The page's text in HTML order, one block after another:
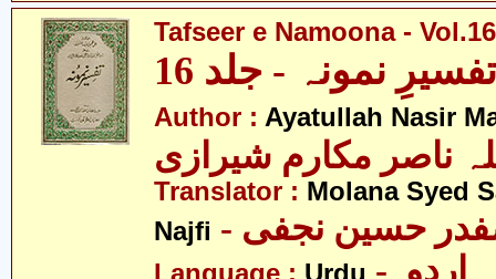
Tafseer e Namoona - Vol.16
تفسیرِ نمونہ - جلد 16
Author : Ayatullah Nasir
ناصر مکارم شیرازی
Translator : Molana Syed
Najfi
صفدر حسین نجفی